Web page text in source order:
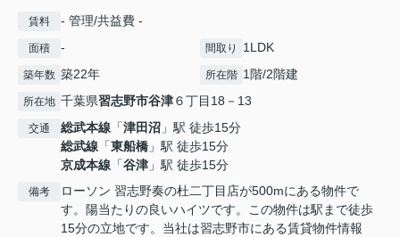
賃料 - 管理/共益費 -
面積 - 間取り 1LDK
築年数 築22年 所在階 1階/2階建
所在地 千葉県習志野市谷津６丁目18－13
交通 総武本線 「津田沼 」駅 徒歩15分
総武線 「東船橋 」駅 徒歩15分
京成本線 「谷津 」駅 徒歩15分
備考
ローソン 習志野奏の杜二丁目店が500mにある物件で
す。陽当たりの良いハイツです。この物件は駅まで徒歩
15分の立地です。当社は習志野市にある賃貸物件情報